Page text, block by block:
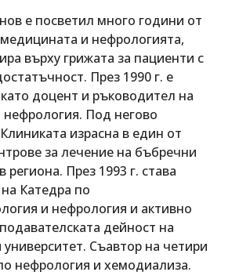
е посветил много години от
и нефрологията,
върху грижата за пациенти с
През 1990 г. е
доцент и ръководител на
нефрология. Под негово
израсна в един от
за лечение на бъбречни
региона. През 1993 г. става
Катедра по
и нефрология и активно
дейност на
Съавтор на четири
нефрология и хемодиализа.